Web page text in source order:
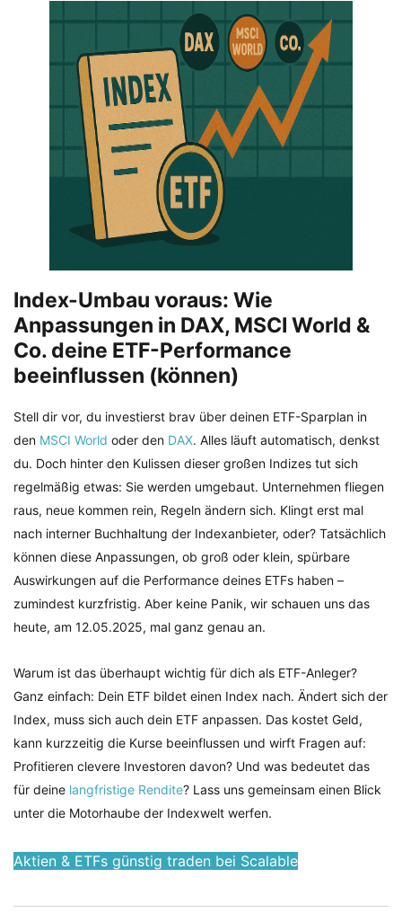
Index-Umbau voraus: Wie
Anpassungen in DAX, MSCI World &
Co. deine ETF-Performance
beeinflussen (können)
Stell dir vor, du investierst brav über deinen ETF-Sparplan in
den MSCI World oder den DAX. Alles läuft automatisch, denkst
du. Doch hinter den Kulissen dieser großen Indizes tut sich
regelmäßig etwas: Sie werden umgebaut. Unternehmen fliegen
raus, neue kommen rein, Regeln ändern sich. Klingt erst mal
nach interner Buchhaltung der Indexanbieter, oder? Tatsächlich
können diese Anpassungen, ob groß oder klein, spürbare
Auswirkungen auf die Performance deines ETFs haben –
zumindest kurzfristig. Aber keine Panik, wir schauen uns das
heute, am 12.05.2025, mal ganz genau an.
Warum ist das überhaupt wichtig für dich als ETF-Anleger?
Ganz einfach: Dein ETF bildet einen Index nach. Ändert sich der
Index, muss sich auch dein ETF anpassen. Das kostet Geld,
kann kurzzeitig die Kurse beeinflussen und wirft Fragen auf:
Profitieren clevere Investoren davon? Und was bedeutet das
für deine langfristige Rendite? Lass uns gemeinsam einen Blick
unter die Motorhaube der Indexwelt werfen.
Aktien & ETFs günstig traden bei Scalable